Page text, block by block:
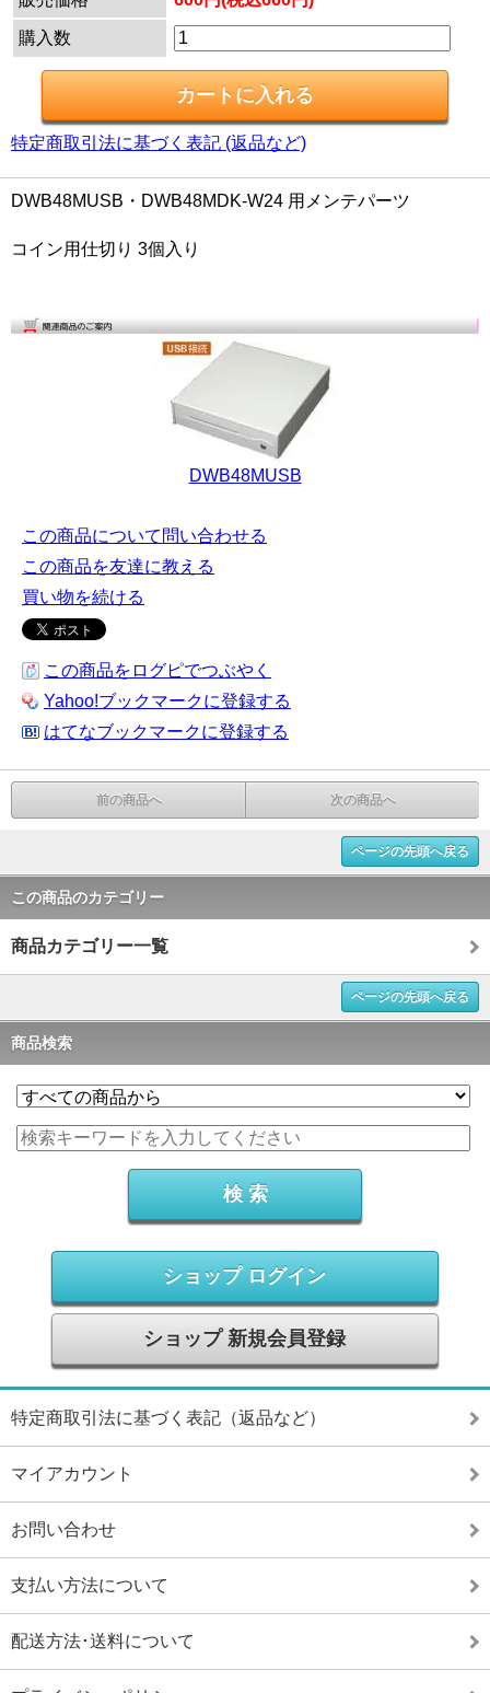
購入数
特定商取引法に基づく表記 (返品など)
DWB48MUSB・DWB48MDK-W24 用メンテパーツ
コイン用仕切り 3個入り
DWB48MUSB
この商品について問い合わせる
この商品を友達に教える
買い物を続ける
この商品をログピでつぶやく
Yahoo!ブックマークに登録する
はてなブックマークに登録する
前の商品へ 次の商品へ
ページの先頭へ戻る
この商品のカテゴリー
商品カテゴリー一覧
ページの先頭へ戻る
商品検索
ショップ ログイン
ショップ 新規会員登録
特定商取引法に基づく表記（返品など）
マイアカウント
お問い合わせ
支払い方法について
配送方法･送料について